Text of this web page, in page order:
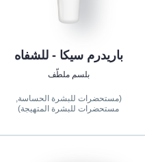
باريدرم سيكا - للشفاه
بلسم ملطّف
(مستحضرات للبشرة الحساسة,
مستحضرات للبشرة المتهيجة)